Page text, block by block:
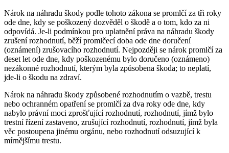
Nárok na náhradu škody podle tohoto zákona se promlčí za tři roky
ode dne, kdy se poškozený dozvěděl o škodě a o tom, kdo za ni
odpovídá. Je-li podmínkou pro uplatnění práva na náhradu škody
zrušení rozhodnutí, běží promlčecí doba ode dne doručení
(oznámení) zrušovacího rozhodnutí. Nejpozději se nárok promlčí za
deset let ode dne, kdy poškozenému bylo doručeno (oznámeno)
nezákonné rozhodnutí, kterým byla způsobena škoda; to neplatí,
jde-li o škodu na zdraví.
Nárok na náhradu škody způsobené rozhodnutím o vazbě, trestu
nebo ochranném opatření se promlčí za dva roky ode dne, kdy
nabylo právní moci zprošťující rozhodnutí, rozhodnutí, jímž bylo
trestní řízení zastaveno, zrušující rozhodnutí, rozhodnutí, jímž byla
věc postoupena jinému orgánu, nebo rozhodnutí odsuzující k
mírnějšímu trestu.